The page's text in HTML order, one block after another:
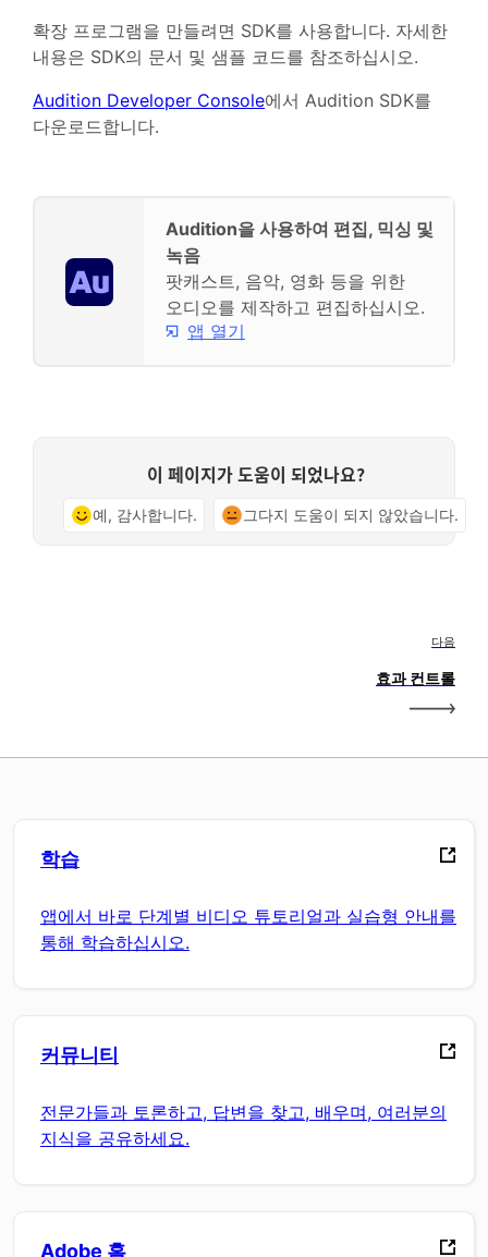
확장 프로그램을 만들려면 SDK를 사용합니다. 자세한
내용은 SDK의 문서 및 샘플 코드를 참조하십시오.
Audition Developer Console에서 Audition SDK를
다운로드합니다.
Audition을 사용하여 편집, 믹싱 및
녹음
팟캐스트, 음악, 영화 등을 위한
오디오를 제작하고 편집하십시오.
앱 열기
이 페이지가 도움이 되었나요?
예, 감사합니다. 그다지 도움이 되지 않았습니다.
다음
효과 컨트롤
학습
앱에서 바로 단계별 비디오 튜토리얼과 실습형 안내를
통해 학습하십시오.
커뮤니티
전문가들과 토론하고, 답변을 찾고, 배우며, 여러분의
지식을 공유하세요.
Adobe 홈